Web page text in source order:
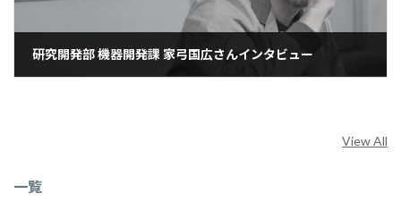
研究開発部 機器開発課 家弓国広さんインタビュー
View All
一覧